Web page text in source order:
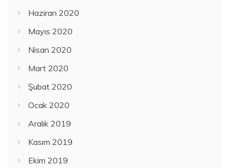
Haziran 2020
Mayıs 2020
Nisan 2020
Mart 2020
Şubat 2020
Ocak 2020
Aralık 2019
Kasım 2019
Ekim 2019